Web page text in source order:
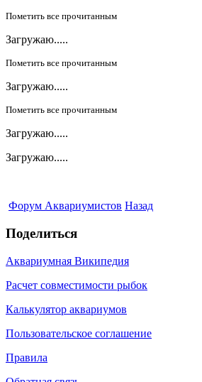
Пометить все прочитанным
Загружаю.....
Пометить все прочитанным
Загружаю.....
Пометить все прочитанным
Загружаю.....
Загружаю.....
Форум Аквариумистов Назад
Поделиться
Аквариумная Википедия
Расчет совместимости рыбок
Калькулятор аквариумов
Пользовательское соглашение
Правила